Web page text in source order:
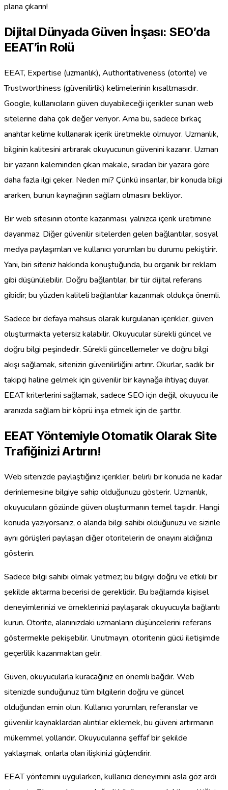
plana çıkarın!
Dijital Dünyada Güven İnşası: SEO’da
EEAT’in Rolü
EEAT, Expertise (uzmanlık), Authoritativeness (otorite) ve
Trustworthiness (güvenilirlik) kelimelerinin kısaltmasıdır.
Google, kullanıcıların güven duyabileceği içerikler sunan web
sitelerine daha çok değer veriyor. Ama bu, sadece birkaç
anahtar kelime kullanarak içerik üretmekle olmuyor. Uzmanlık,
bilginin kalitesini artırarak okuyucunun güvenini kazanır. Uzman
bir yazarın kaleminden çıkan makale, sıradan bir yazara göre
daha fazla ilgi çeker. Neden mi? Çünkü insanlar, bir konuda bilgi
ararken, bunun kaynağının sağlam olmasını bekliyor.
Bir web sitesinin otorite kazanması, yalnızca içerik üretimine
dayanmaz. Diğer güvenilir sitelerden gelen bağlantılar, sosyal
medya paylaşımları ve kullanıcı yorumları bu durumu pekiştirir.
Yani, biri siteniz hakkında konuştuğunda, bu organik bir reklam
gibi düşünülebilir. Doğru bağlantılar, bir tür dijital referans
gibidir; bu yüzden kaliteli bağlantılar kazanmak oldukça önemli.
Sadece bir defaya mahsus olarak kurgulanan içerikler, güven
oluşturmakta yetersiz kalabilir. Okuyucular sürekli güncel ve
doğru bilgi peşindedir. Sürekli güncellemeler ve doğru bilgi
akışı sağlamak, sitenizin güvenilirliğini artırır. Okurlar, sadık bir
takipçi haline gelmek için güvenilir bir kaynağa ihtiyaç duyar.
EEAT kriterlerini sağlamak, sadece SEO için değil, okuyucu ile
aranızda sağlam bir köprü inşa etmek için de şarttır.
EEAT Yöntemiyle Otomatik Olarak Site
Trafiğinizi Artırın!
Web sitenizde paylaştığınız içerikler, belirli bir konuda ne kadar
derinlemesine bilgiye sahip olduğunuzu gösterir. Uzmanlık,
okuyucuların gözünde güven oluşturmanın temel taşıdır. Hangi
konuda yazıyorsanız, o alanda bilgi sahibi olduğunuzu ve sizinle
aynı görüşleri paylaşan diğer otoritelerin de onayını aldığınızı
gösterin.
Sadece bilgi sahibi olmak yetmez; bu bilgiyi doğru ve etkili bir
şekilde aktarma becerisi de gereklidir. Bu bağlamda kişisel
deneyimlerinizi ve örneklerinizi paylaşarak okuyucuyla bağlantı
kurun. Otorite, alanınızdaki uzmanların düşüncelerini referans
göstermekle pekişebilir. Unutmayın, otoritenin gücü iletişimde
geçerlilik kazanmaktan gelir.
Güven, okuyucularla kuracağınız en önemli bağdır. Web
sitenizde sunduğunuz tüm bilgilerin doğru ve güncel
olduğundan emin olun. Kullanıcı yorumları, referanslar ve
güvenilir kaynaklardan alıntılar eklemek, bu güveni artırmanın
mükemmel yollarıdır. Okuyucularına şeffaf bir şekilde
yaklaşmak, onlarla olan ilişkinizi güçlendirir.
EEAT yöntemini uygularken, kullanıcı deneyimini asla göz ardı